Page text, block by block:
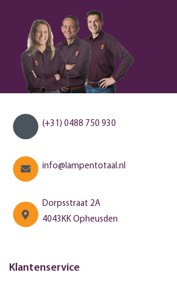
(+31) 0488 750 930
info@lampentotaal.nl
Dorpsstraat 2A
4043KK Opheusden
Klantenservice